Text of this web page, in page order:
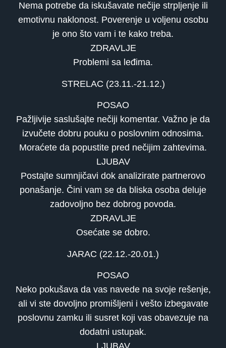
Nema potrebe da iskušavate nečije strpljenje ili
emotivnu naklonost. Poverenje u voljenu osobu
je ono što vam i te kako treba.
ZDRAVLJE
Problemi sa leđima.
STRELAC (23.11.-21.12.)
POSAO
Pažljivije saslušajte nečiji komentar. Važno je da
izvučete dobru pouku o poslovnim odnosima.
Moraćete da popustite pred nečijim zahtevima.
LJUBAV
Postajte sumnjičavi dok analizirate partnerovo
ponašanje. Čini vam se da bliska osoba deluje
zadovoljno bez dobrog povoda.
ZDRAVLJE
Osećate se dobro.
JARAC (22.12.-20.01.)
POSAO
Neko pokušava da vas navede na svoje rešenje,
ali vi ste dovoljno promišljeni i vešto izbegavate
poslovnu zamku ili susret koji vas obavezuje na
dodatni ustupak.
LJUBAV